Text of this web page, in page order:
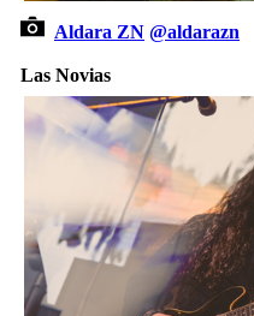
Aldara ZN @aldarazn
Las Novias